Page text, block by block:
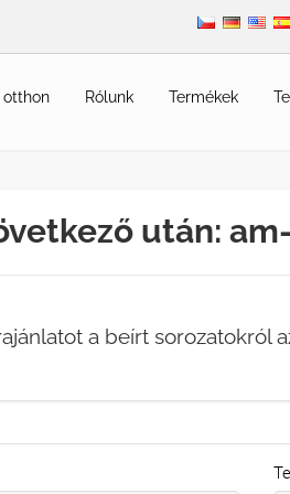
otthon Rólunk Termékek
után:
a beírt sorozatokról